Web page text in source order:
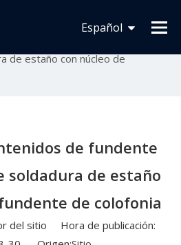
Español
Français
Diferentes contenidos de fundente
de estaño con núcleo de
de fundente
soldadura de estaño
de colofonia
del sitio Hora de publicación: